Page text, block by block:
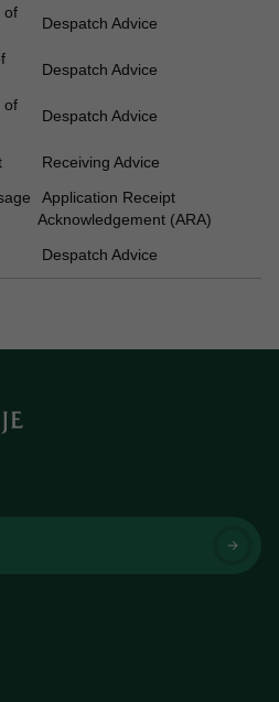
of
Despatch Advice
Despatch Advice
of
Despatch Advice
Receiving Advice
Application Receipt
Acknowledgement (ARA)
Despatch Advice